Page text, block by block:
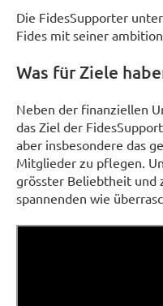
Die FidesSupporter
Fides mit seiner
Was für Ziele
Neben der finanziellen
das Ziel der
aber insbesondere das
Mitglieder zu pflegen.
grösster Beliebtheit und
spannenden wie